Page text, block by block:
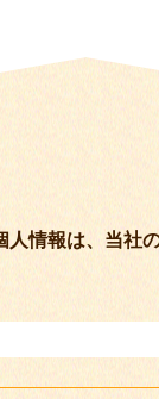
情報は、当社